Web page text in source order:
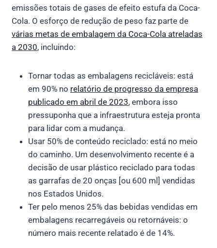
emissões totais de gases de efeito estufa da Coca-
Cola. O esforço de redução de peso faz parte de
várias metas de embalagem da Coca-Cola atreladas
a 2030, incluindo:
Tornar todas as embalagens recicláveis: está
em 90% no relatório de progresso da empresa
publicado em abril de 2023, embora isso
pressuponha que a infraestrutura esteja pronta
para lidar com a mudança.
Usar 50% de conteúdo reciclado: está no meio
do caminho. Um desenvolvimento recente é a
decisão de usar plástico reciclado para todas
as garrafas de 20 onças [ou 600 ml] vendidas
nos Estados Unidos.
Ter pelo menos 25% das bebidas vendidas em
embalagens recarregáveis ou retornáveis: o
número mais recente relatado é de 14%.